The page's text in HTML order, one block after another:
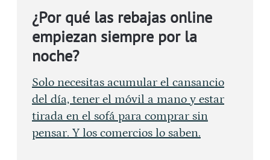
¿Por qué las rebajas online
empiezan siempre por la
noche?
Solo necesitas acumular el cansancio
del día, tener el móvil a mano y estar
tirada en el sofá para comprar sin
pensar. Y los comercios lo saben.